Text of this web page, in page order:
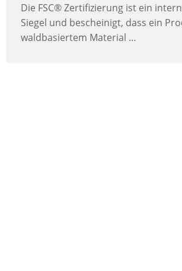
Die FSC® Zertifizierung ist ein
Siegel und bescheinigt, dass ein
waldbasiertem Material …